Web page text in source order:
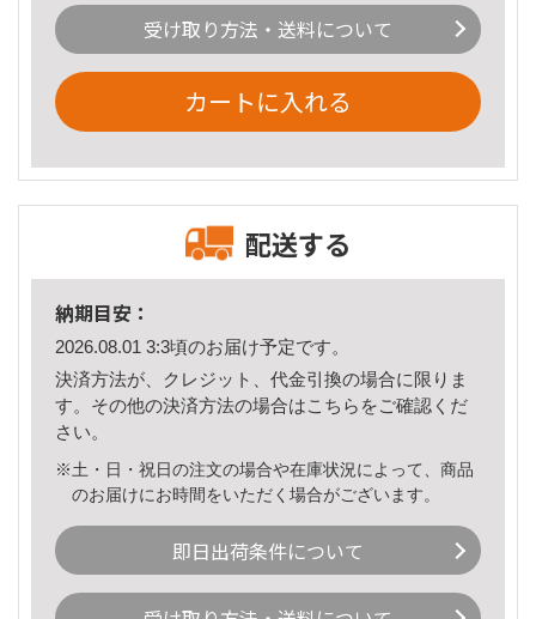
受け取り方法・送料について
カートに入れる
配送する
納期目安：
2026.08.01 3:3頃のお届け予定です。
決済方法が、クレジット、代金引換の場合に限りま
す。その他の決済方法の場合はこちら をご確認くだ
さい。
※土・日・祝日の注文の場合や在庫状況によって、商品
のお届けにお時間をいただく場合がございます。
即日出荷条件について